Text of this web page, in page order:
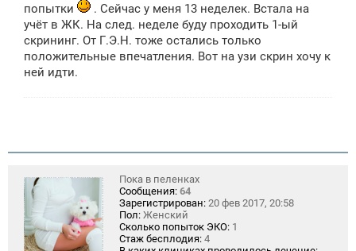
попытки
. Сейчас у меня 13 неделек. Встала на
учёт в ЖК. На след. неделе буду проходить 1-ый
скрининг. От Г.Э.Н. тоже остались только
положительные впечатления. Вот на узи скрин хочу к
ней идти.
Пока в пеленках
Сообщения: 64
Зарегистрирован: 20 фев 2017, 20:58
Пол: Женский
Сколько попыток ЭКО: 1
Стаж бесплодия: 4